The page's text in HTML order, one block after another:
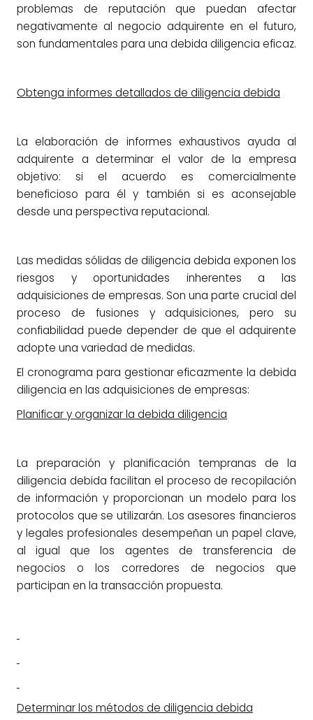
problemas de reputación que puedan afectar
negativamente al negocio adquirente en el futuro,
son fundamentales para una debida diligencia eficaz.
Obtenga informes detallados de diligencia debida
La elaboración de informes exhaustivos ayuda al
adquirente a determinar el valor de la empresa
objetivo: si el acuerdo es comercialmente
beneficioso para él y también si es aconsejable
desde una perspectiva reputacional.
Las medidas sólidas de diligencia debida exponen los
riesgos y oportunidades inherentes a las
adquisiciones de empresas. Son una parte crucial del
proceso de fusiones y adquisiciones, pero su
confiabilidad puede depender de que el adquirente
adopte una variedad de medidas.
El cronograma para gestionar eficazmente la debida
diligencia en las adquisiciones de empresas:
Planificar y organizar la debida diligencia
La preparación y planificación tempranas de la
diligencia debida facilitan el proceso de recopilación
de información y proporcionan un modelo para los
protocolos que se utilizarán. Los asesores financieros
y legales profesionales desempeñan un papel clave,
al igual que los agentes de transferencia de
negocios o los corredores de negocios que
participan en la transacción propuesta.
Determinar los métodos de diligencia debida